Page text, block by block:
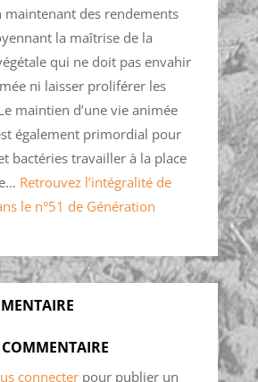
des rendements
la maîtrise de la
qui ne doit pas envahir
ni laisser proliférer les
maintien d’une vie animée
également primordial pour
bactéries travailler à la place
Retrouvez l’intégralité de
le n°51 de Génération
connecterpour publier un